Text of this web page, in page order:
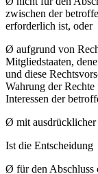
zwischen der
erforderlich ist, oder
Ø aufgrund von
Mitgliedstaaten,
und diese
Wahrung der
Interessen der
Ø mit
Ist die Entscheidung
Ø für den Abschluss